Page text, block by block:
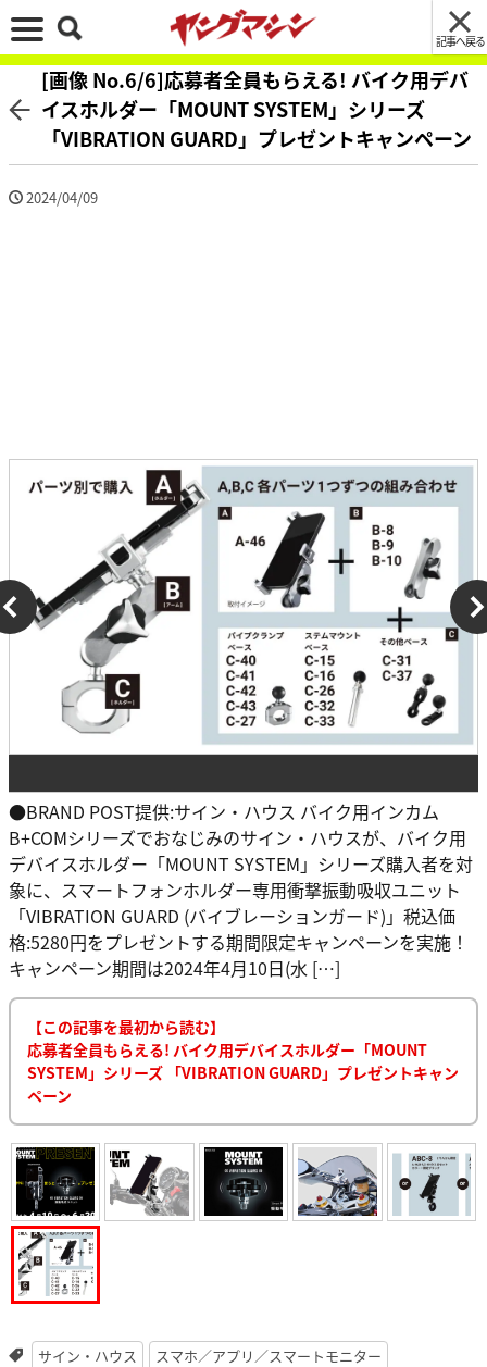
記事へ戻る
[画像 No.6/6]応募者全員もらえる! バイク用デバ
イスホルダー「MOUNT SYSTEM」シリーズ
「VIBRATION GUARD」プレゼントキャンペーン
2024/04/09
●BRAND POST提供:サイン・ハウス バイク用インカム
B+COMシリーズでおなじみのサイン・ハウスが、バイク用
デバイスホルダー「MOUNT SYSTEM」シリーズ購入者を対
象に、スマートフォンホルダー専用衝撃振動吸収ユニット
「VIBRATION GUARD (バイブレーションガード)」税込価
格:5280円をプレゼントする期間限定キャンペーンを実施！
キャンペーン期間は2024年4月10日(水 […]
【この記事を最初から読む】
応募者全員もらえる! バイク用デバイスホルダー「MOUNT
SYSTEM」シリーズ 「VIBRATION GUARD」プレゼントキャン
ペーン
サイン・ハウス
スマホ／アプリ／スマートモニター